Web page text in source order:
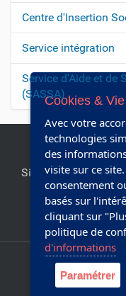
a
v
i
g
a
t
i
n
Centre d'Insertion
Service intégration
Service d'Aide et de
(SASSA)
Site officiel de la
Editeur
Plan du
Cookies &
Avec votre
technologies
des
visite sur ce
consentement
basés sur
cliquant sur
politique de
d'informations
Paramétrer